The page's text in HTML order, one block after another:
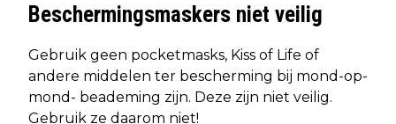
Beschermingsmaskers niet veilig
Gebruik geen pocketmasks, Kiss of Life of
andere middelen ter bescherming bij mond-op-
mond- beademing zijn. Deze zijn niet veilig.
Gebruik ze daarom niet!